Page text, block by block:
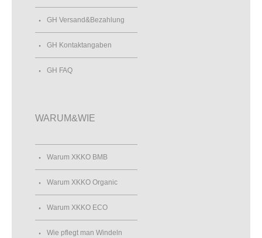
GH Versand&Bezahlung
GH Kontaktangaben
GH FAQ
WARUM&WIE
Warum XKKO BMB
Warum XKKO Organic
Warum XKKO ECO
Wie pflegt man Windeln